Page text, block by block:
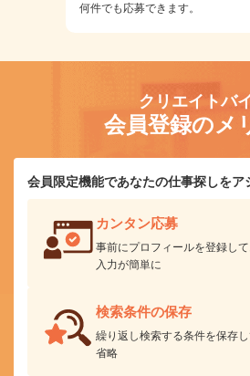
何件でも応募できます。
クリエイトバ
会員登録のメ
会員限定機能であなたの仕事探しをア
カンタン応募
事前にプロフィールを登録し
入力が簡単に
検索条件の保存
繰り返し検索する条件を保存
省略